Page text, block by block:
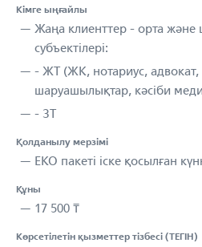
Кімге ыңғайлы
Жаңа клиенттер - орта және
субъектілері:
- ЖТ (ЖК, нотариус,
шаруашылықтар, кәсіби
- ЗТ
Қолданылу мерзімі
ЕКО пакеті іске қосылған
Құны
17 500 ₸
Көрсетілетін қызметтер тізбесі (ТЕГІН)